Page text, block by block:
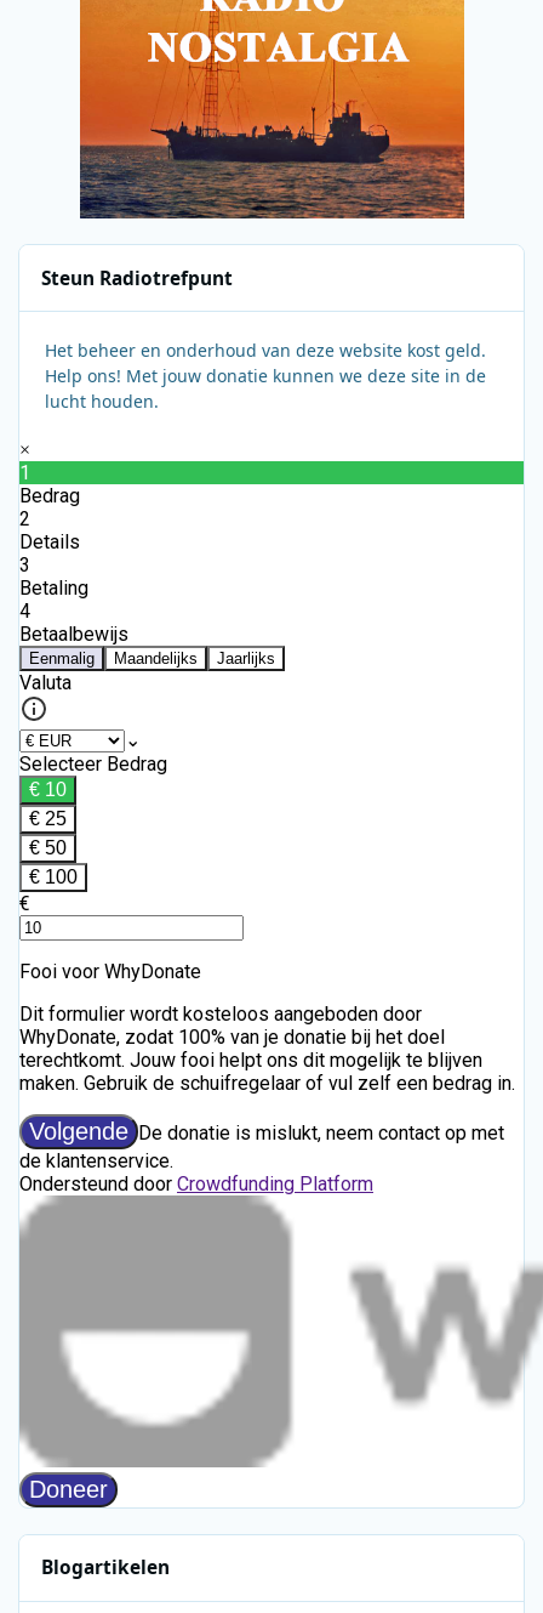
Steun Radiotrefpunt
Het beheer en onderhoud van deze website kost geld.
Help ons! Met jouw donatie kunnen we deze site in de
lucht houden.
Blogartikelen